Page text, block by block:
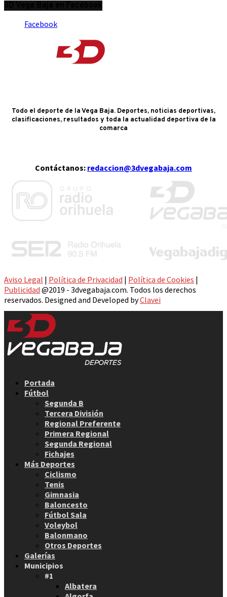
Facebook
Todo el deporte de la Vega Baja. Deportes, noticias deportivas,
clasificaciones, resultados y toda la actualidad deportiva de la
comarca
Contáctanos: redaccion@3dvegabaja.com
Aviso Legal | Política de Privacidad | Política de Cookies |
Publicidad @2019 - 3dvegabaja.com. Todos los derechos
reservados. Designed and Developed byClavei
Portada
Fútbol
Segunda B
Tercera División
Regional Preferente
Primera Regional
Segunda Regional
Fichajes
Más Deportes
Ciclismo
Tenis
Gimnasia
Baloncesto
Fútbol Sala
Voleybol
Balonmano
Otros Deportes
Galerías
Municipios
#1
Albatera